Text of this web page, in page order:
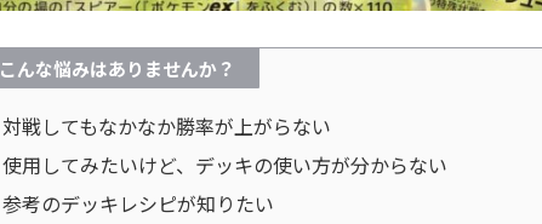
こんな悩みはありませんか？
対戦してもなかなか勝率が上がらない
使用してみたいけど、デッキの使い方が分からない
参考のデッキレシピが知りたい